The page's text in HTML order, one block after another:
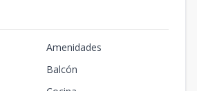
Amenidades
Balcón